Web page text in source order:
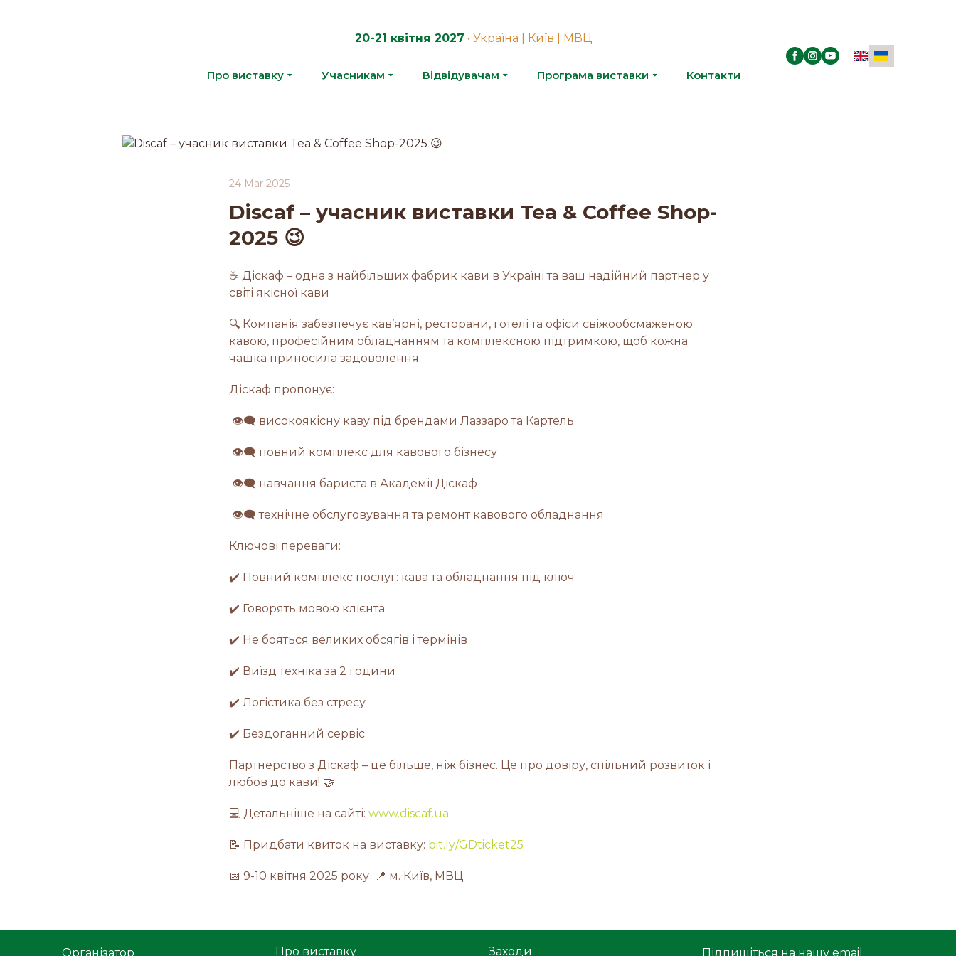
20-21 квітня 2027 • Україна | Київ | МВЦ
Про виставку Учасникам Відвідувачам Програма виставки Контакти
24 Mar 2025
Discaf – учасник виставки Tea & Coffee Shop-
2025 😉
☕️ Діскаф – одна з найбільших фабрик кави в Україні та ваш надійний партнер у
світі якісної кави
🔍 Компанія забезпечує кав’ярні, ресторани, готелі та офіси свіжообсмаженою
кавою, професійним обладнанням та комплексною підтримкою, щоб кожна
чашка приносила задоволення.
Діскаф пропонує:
👁‍🗨 високоякісну каву під брендами Лаззаро та Картель
👁‍🗨 повний комплекс для кавового бізнесу
👁‍🗨 навчання бариста в Академії Діскаф
👁‍🗨 технічне обслуговування та ремонт кавового обладнання
Ключові переваги:
✔️ Повний комплекс послуг: кава та обладнання під ключ
✔️ Говорять мовою клієнта
✔️ Не бояться великих обсягів і термінів
✔️ Виїзд техніка за 2 години
✔️ Логістика без стресу
✔️ Бездоганний сервіс
Партнерство з Діскаф – це більше, ніж бізнес. Це про довіру, спільний розвиток і
любов до кави! 🤝
💻️ Детальніше на сайті: www.discaf.ua
📝 Придбати квиток на виставку: bit.ly/GDticket25
📅 9-10 квітня 2025 року 📍 м. Київ, МВЦ
Організатор Про виставку Заходи Підпишіться на нашу email